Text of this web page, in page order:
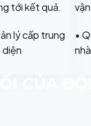
tới kết quả.
lý cấp trung
•